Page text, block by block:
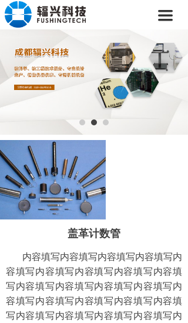
끀
首页
产品中心
新闻动态
内容填写内容填写内容填写内容填写内
容填写内容填写内容填写内容填写内容填
写内容填写内容填写内容填写内容填写内
容填写内容填写内容填写内容填写内容填
写内容填写内容填写内容填写内容填写内
盖革计数管